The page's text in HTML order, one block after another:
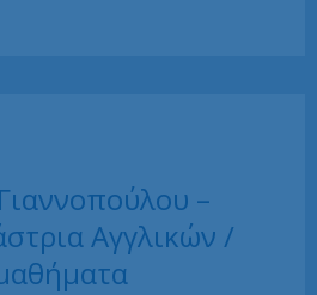
–
Αγγλικών /